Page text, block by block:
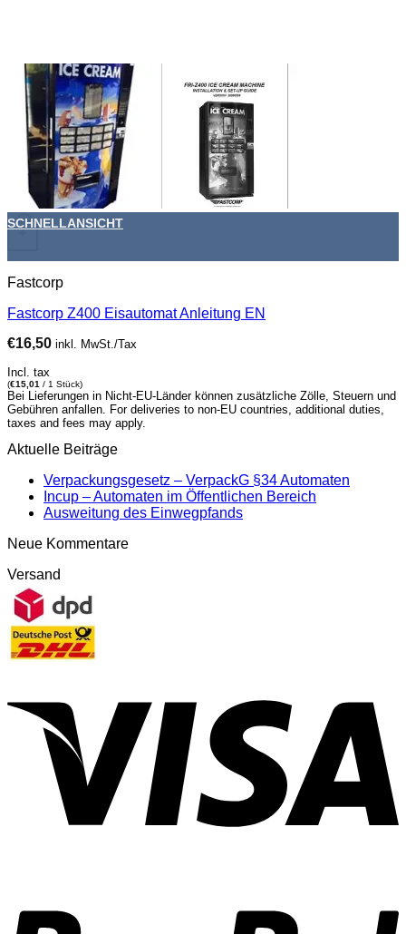
+
SCHNELLANSICHT
Fastcorp
Fastcorp Z400 Eisautomat Anleitung EN
€16,50 inkl. MwSt./Tax
Incl. tax
(€15,01 / 1 Stück)
Bei Lieferungen in Nicht-EU-Länder können zusätzliche Zölle, Steuern und
Gebühren anfallen. For deliveries to non-EU countries, additional duties,
taxes and fees may apply.
Aktuelle Beiträge
Verpackungsgesetz – VerpackG §34 Automaten
Incup – Automaten im Öffentlichen Bereich
Ausweitung des Einwegpfands
Neue Kommentare
Versand